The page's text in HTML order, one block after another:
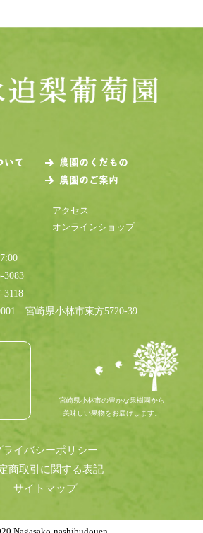
いて
農園のくだもの
農園のご案内
アクセス
オンラインショップ
3083
3118
宮崎県小林市東方5720-39
宮崎県小林市の豊かな果樹園から
美味しい果物をお届けします。
ライバシーポリシー
商取引に関する表記
サイトマップ